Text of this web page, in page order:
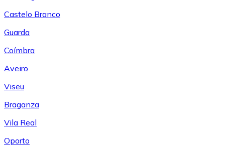
Castelo Branco
Guarda
Coímbra
Aveiro
Viseu
Braganza
Vila Real
Oporto